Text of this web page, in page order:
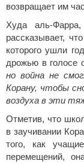
возвращает им
Худа аль-
рассказывает,
которого ушли
дрожью в голосе
но война не
Корану, чтобы
воздуха в эти
Отметив, что
в заучивании
того, как
перемещений,